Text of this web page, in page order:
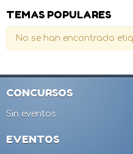
TEMAS POPULARES
No se han encontrado
CONCURSOS
Sin eventos
EVENTOS